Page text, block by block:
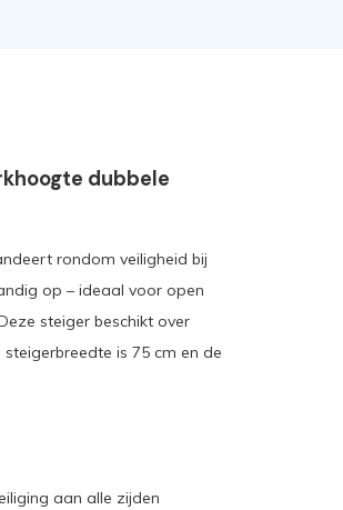
dubbele
rondom veiligheid bij
op – ideaal voor open
steiger beschikt over
is 75 cm en de
aan alle zijden